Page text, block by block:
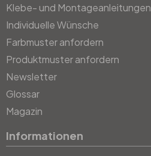
Klebe- und Montageanleitungen
Individuelle Wünsche
Farbmuster anfordern
Produktmuster anfordern
Newsletter
Glossar
Magazin
Informationen